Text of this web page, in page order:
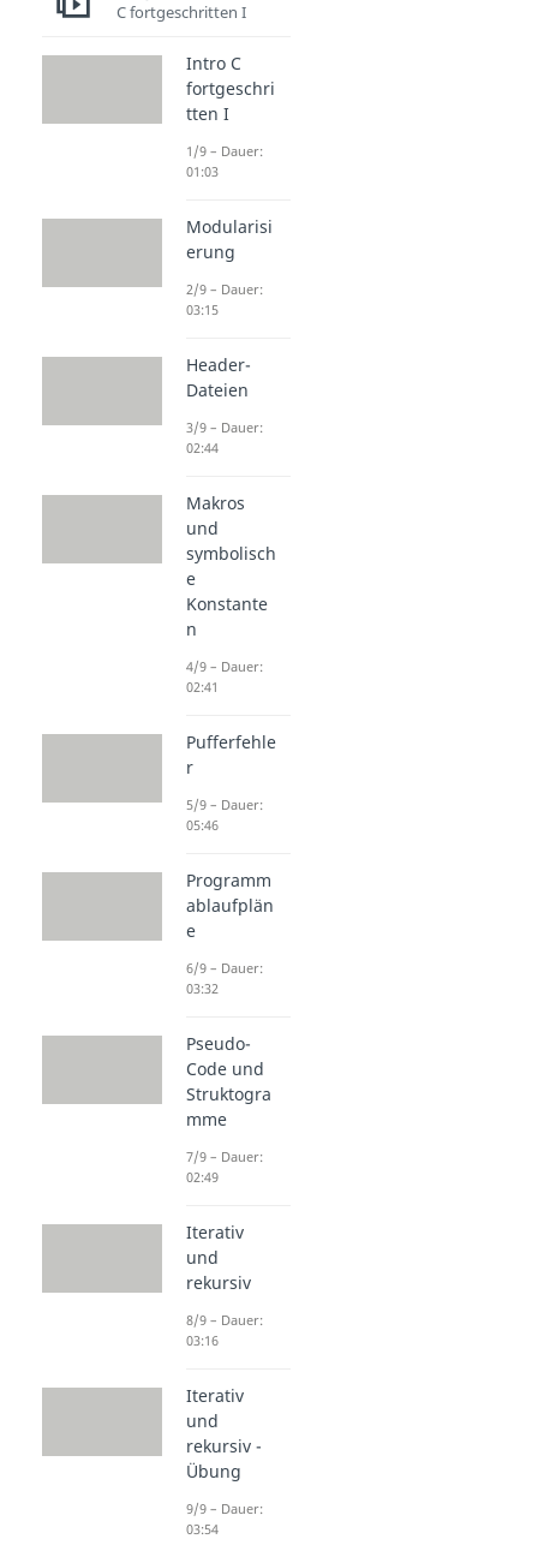
C fortgeschritten I
Intro C
fortgeschri
tten I
1/9 – Dauer:
01:03
Modularisi
erung
2/9 – Dauer:
03:15
Header-
Dateien
3/9 – Dauer:
02:44
Makros
und
symbolisch
e
Konstante
n
4/9 – Dauer:
02:41
Pufferfehle
r
5/9 – Dauer:
05:46
Programm
ablaufplän
e
6/9 – Dauer:
03:32
Pseudo-
Code und
Struktogra
mme
7/9 – Dauer:
02:49
Iterativ
und
rekursiv
8/9 – Dauer:
03:16
Iterativ
und
rekursiv -
Übung
9/9 – Dauer:
03:54